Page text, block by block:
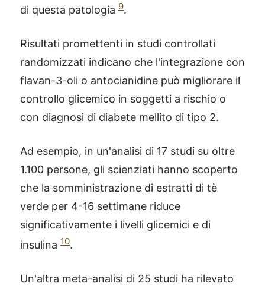
di questa patologia 9.
Risultati promettenti in studi controllati
randomizzati indicano che l'integrazione con
flavan-3-oli o antocianidine può migliorare il
controllo glicemico in soggetti a rischio o
con diagnosi di diabete mellito di tipo 2.
Ad esempio, in un'analisi di 17 studi su oltre
1.100 persone, gli scienziati hanno scoperto
che la somministrazione di estratti di tè
verde per 4-16 settimane riduce
significativamente i livelli glicemici e di
insulina 10.
Un'altra meta-analisi di 25 studi ha rilevato